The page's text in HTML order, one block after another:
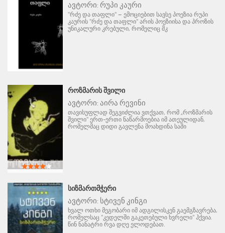
ავტორი: რუპი კაური
"რძე და თაფლი" – ემოციებით სავსე პოეზია რუპი
კაურის "რძე და თაფლი" არის პოეზიისა და პროზის
უნიკალური კრებული, რომელიც მკ
ᲠᲝᲖᲛᲐᲠᲘᲡ ᲨᲕᲘᲚᲘ
ავტორი: აირა რევინი
თავისუფლად შეგვიძლია ვთქვათ, რომ „როზმარის
შვილი" ერთ-ერთი ნაწარმოებია იმ ათეულიდან,
რომელმაც დიდი გავლენა მოახდინა საში
ᲡᲘᲖᲛᲐᲠᲗᲛᲭᲔᲠᲘ
ავტორი: სტივენ კინგი
ხვალ ოთხი მეგობარი იმ ადგილისკენ გაემგზავრება,
რომელსაც "კედელში გაკეთებული ხვრელი" ჰქვია.
წინ ნანატრი რვა დღე ელოდებათ.